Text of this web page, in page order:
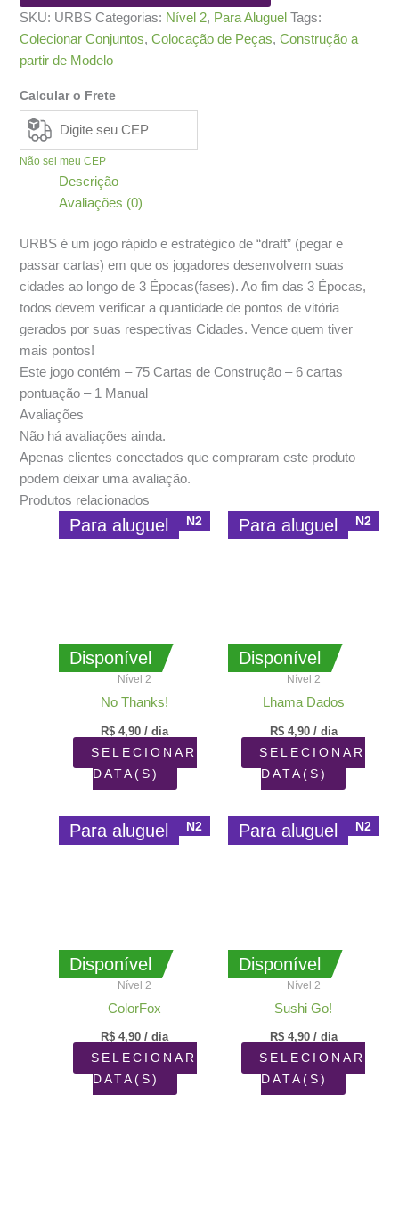
quantidade
SKU: URBS Categorias: Nível 2, Para Aluguel Tags:
Colecionar Conjuntos,Colocação de Peças,Construção a
partir de Modelo
Calcular o Frete
Não sei meu CEP
Descrição
Avaliações (0)
URBS é um jogo rápido e estratégico de “draft” (pegar e
passar cartas) em que os jogadores desenvolvem suas
cidades ao longo de 3 Épocas(fases). Ao fim das 3 Épocas,
todos devem verificar a quantidade de pontos de vitória
gerados por suas respectivas Cidades. Vence quem tiver
mais pontos!
Este jogo contém – 75 Cartas de Construção – 6 cartas
pontuação – 1 Manual
Avaliações
Não há avaliações ainda.
Apenas clientes conectados que compraram este produto
podem deixar uma avaliação.
Produtos relacionados
Disponível
Para aluguel N2
Nível 2
No Thanks!
R$ 4,90 / dia
SELECIONAR
DATA(S)
Disponível
Para aluguel N2
Nível 2
Lhama Dados
R$4,90/ dia
SELECIONAR
DATA(S)
Disponível
Para aluguel N2
Nível 2
ColorFox
R$ 4,90 / dia
SELECIONAR
DATA(S)
Disponível
Para aluguel N2
Nível 2
Sushi Go!
R$4,90/ dia
SELECIONAR
DATA(S)